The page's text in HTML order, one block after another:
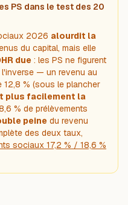
PS dans le test des 20
2026 alourdit la
du capital, mais elle
due : les PS ne figurent
l'inverse — un revenu au
12,8 % (sous le plancher
plus facilement la
% de prélèvements
peine du revenu
des deux taux,
sociaux 17,2 % / 18,6 %